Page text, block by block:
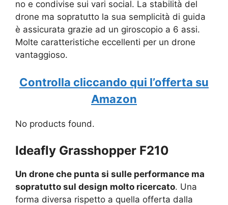
no e condivise sui vari social. La stabilità del
drone ma sopratutto la sua semplicità di guida
è assicurata grazie ad un giroscopio a 6 assi.
Molte caratteristiche eccellenti per un drone
vantaggioso.
Controlla cliccando qui l’offerta su
Amazon
No products found.
Ideafly Grasshopper F210
Un drone che punta si sulle performance ma
sopratutto sul design molto ricercato. Una
forma diversa rispetto a quella offerta dalla